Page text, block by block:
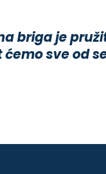
briga je
ćemo sve od